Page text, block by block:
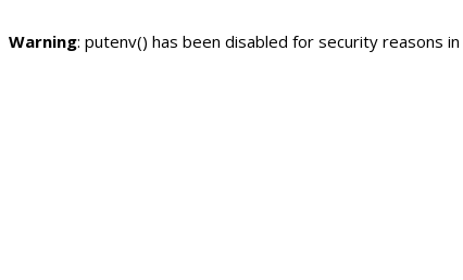
Warning: putenv() has been disabled for security reasons in